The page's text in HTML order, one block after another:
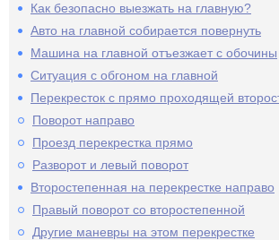
Как безопасно выезжать на главную?
Авто на главной собирается повернуть
Машина на главной отъезжает с обочины
Ситуация с обгоном на главной
Перекресток с прямо проходящей
Поворот направо
Проезд перекрестка прямо
Разворот и левый поворот
Второстепенная на перекрестке направо
Правый поворот со второстепенной
Другие маневры на этом перекрестке